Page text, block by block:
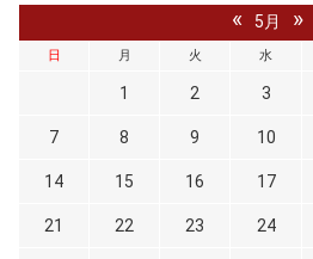
« 5月 »
日 月 火 水
1 2 3
7 8 9 10
14 15 16 17
21 22 23 24